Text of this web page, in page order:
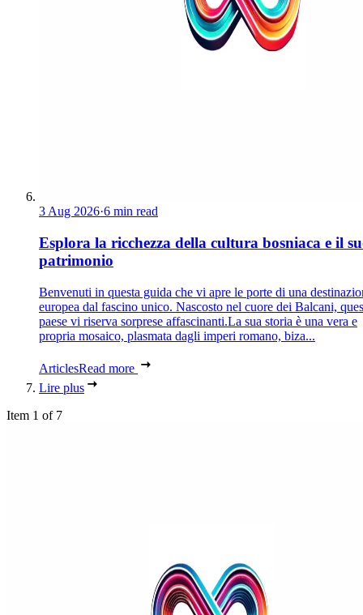
3 Aug 2026·6 min read
Esplora la ricchezza della cultura bosniaca e il
patrimonio
Benvenuti in questa guida che vi apre le porte di una
europea dal fascino unico. Nascosto nel cuore dei Balcani,
paese vi riserva sorprese affascinanti.La sua storia è una vera e
propria mosaico, plasmata dagli imperi romano, biza...
ArticlesRead more
Lire plus
Item 1 of 7